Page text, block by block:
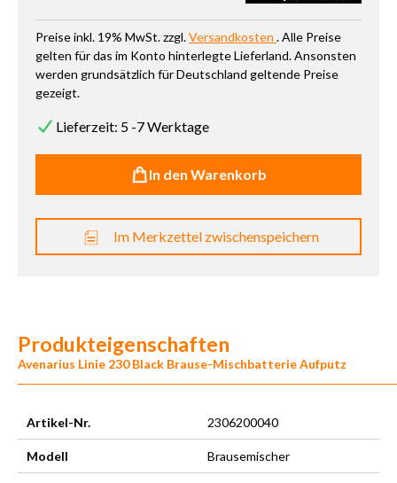
Preise inkl. 19% MwSt. zzgl.Versandkosten . Alle Preise
gelten für das im Konto hinterlegte Lieferland. Ansonsten
werden grundsätzlich für Deutschland geltende Preise
gezeigt.
Lieferzeit: 5 -7 Werktage
In den Warenkorb
Im Merkzettel zwischenspeichern
Produkteigenschaften
Avenarius Linie 230 Black Brause-Mischbatterie Aufputz
Artikel-Nr. 2306200040
Modell Brausemischer